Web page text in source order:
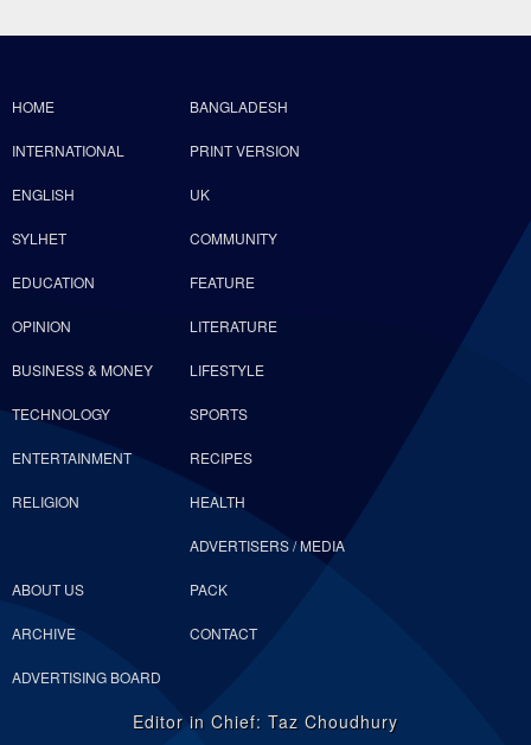
HOME BANGLADESH
INTERNATIONAL PRINT VERSION
ENGLISH UK
SYLHET COMMUNITY
EDUCATION FEATURE
OPINION LITERATURE
BUSINESS & MONEY LIFESTYLE
TECHNOLOGY SPORTS
ENTERTAINMENT RECIPES
RELIGION HEALTH
ABOUT US
ADVERTISERS / MEDIA
PACK
ARCHIVE CONTACT
ADVERTISING BOARD
Editor in Chief: Taz Choudhury